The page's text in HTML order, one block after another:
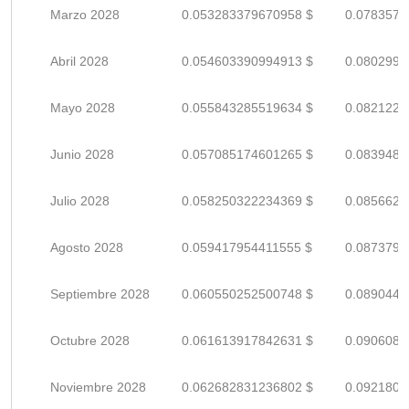
Marzo 2028 0.053283379670958 $
Abril 2028 0.054603390994913 $
Mayo 2028 0.055843285519634 $
Junio 2028 0.057085174601265 $
Julio 2028 0.058250322234369 $
Agosto 2028 0.059417954411555 $
Septiembre 2028 0.060550252500748 $
Octubre 2028 0.061613917842631 $
Noviembre 2028 0.062682831236802 $